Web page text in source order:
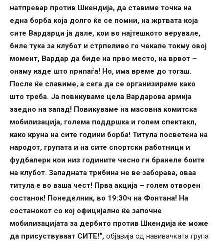
натпревар против Шкендија, да ставиме точка на
една борба која долго ќе се помни, на жртвата која
сите Вардарци ја дале, кои во најтешкото верувале,
биле тука за клубот и стрпеливо го чекале токму овој
момент, Вардар да биде на прво место, на врвот –
онаму каде што припаѓа! Но, има време до тогаш.
После ќе славиме, а сега да се организираме како
што треба. Ја повикуваме цела Вардарова армија
заедно на запад! Повикуваме на масовна комитска
мобилизација, голема поддршка и голем спектакл,
како круна на сите години борба! Титула посветена на
народот, групата и на сите спортски работници и
фудбалери кои низ годините чесно ги бранеле боите
на клубот. Западната трибина не ве заборава, оваа
титула е во ваша чест! Прва акција – голем отворен
состанок! Понеделник, во 19:30ч на Фонтана! На
состанокот со кој официјално ќе започне
мобилизацијата за дербито против Шкендија ќе може
да присуствуваат СИТЕ!“, објавија од навивачката група